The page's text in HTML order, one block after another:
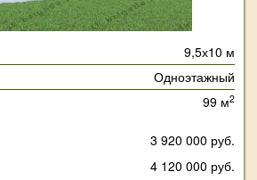
9,5х10 м
Одноэтажный
99 м2
3 920 000 руб.
4 120 000 руб.